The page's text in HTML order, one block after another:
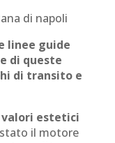
linee guide
di queste
di transito e
estetici
il motore